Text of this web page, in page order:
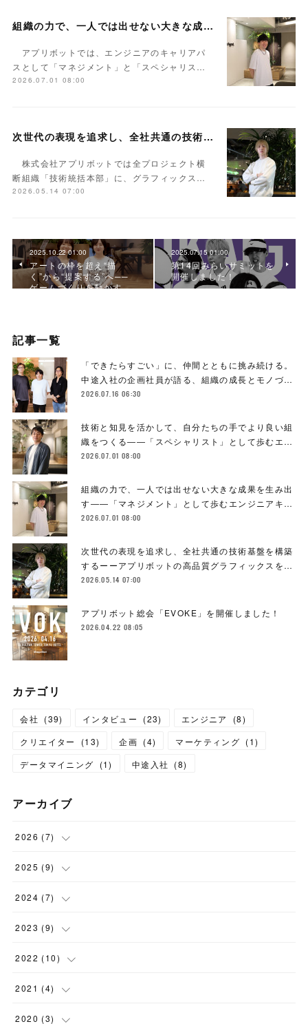
組織の力で、一人では出せない大きな成果を生み出す――「マネジメント」として歩むエンジニアキャリア事例
アプリボットでは、エンジニアのキャリアパ
スとして「マネジメント」と「スペシャリス…
2026.07.01 08:00
次世代の表現を追求し、全社共通の技術基盤を構築するーーアプリボットの高品質グラフィックスを支える組織「VOXEL」とは
株式会社アプリボットでは全プロジェクト横
断組織「技術統括本部」に、グラフィックス…
2026.05.14 07:00
2025.10.22 01:00
アートの枠を超え“描
く”から“提案する”へ──
ゲームづくりを動かす…
2025.07.15 01:00
第14回みらいサミットを
開催しました！
記事一覧
「できたらすごい」に、仲間とともに挑み続ける。
中途入社の企画社員が語る、組織の成長とモノづ…
2026.07.16 06:30
技術と知見を活かして、自分たちの手でより良い組
織をつくる――「スペシャリスト」として歩むエ…
2026.07.01 08:00
組織の力で、一人では出せない大きな成果を生み出
す――「マネジメント」として歩むエンジニアキ…
2026.07.01 08:00
次世代の表現を追求し、全社共通の技術基盤を構築
するーーアプリボットの高品質グラフィックスを…
2026.05.14 07:00
アプリボット総会「EVOKE」を開催しました！
2026.04.22 08:05
カテゴリ
会社 (39) インタビュー (23) エンジニア (8)
クリエイター
(13) 企画 (4) マーケティング (1)
データマイニング
(1) 中途入社 (8)
アーカイブ
2026 (7)
(3
(1
(2
( 1 )
2025 (9)
(1
(3
(2)
(1
2024 (7)
(1
(2)
(1
(1
2023 (9)
(1)
(2
(1
2022 (10)
(1
(1
2021 (4)
(2
2020 (3)